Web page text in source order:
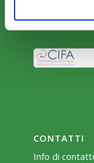
Bacheca
CONTATTI
Info di